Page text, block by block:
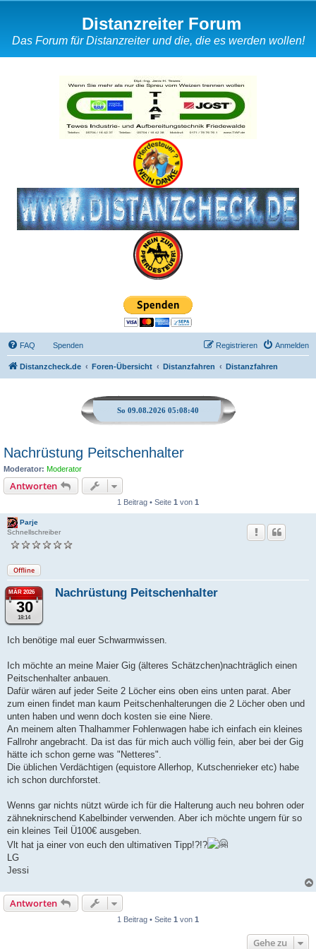
Distanzreiter Forum
Das Forum für Distanzreiter und die, die es werden wollen!
FAQ Spenden Anmelden
Registrieren
Distanzcheck.de Foren-Übersicht Distanzfahren Distanzfahren
So 09.08.2026 05:08:41
Nachrüstung Peitschenhalter
Moderator: Moderator
Antworten
1 Beitrag • Seite 1 von 1
Parje
Schnellschreiber
Offline
MÄR 2026
30
18:14
Nachrüstung Peitschenhalter
Ich benötige mal euer Schwarmwissen.
Ich möchte an meine Maier Gig (älteres Schätzchen)nachträglich einen
Peitschenhalter anbauen.
Dafür wären auf jeder Seite 2 Löcher eins oben eins unten parat. Aber
zum einen findet man kaum Peitschenhalterungen die 2 Löcher oben und
unten haben und wenn doch kosten sie eine Niere.
An meinem alten Thalhammer Fohlenwagen habe ich einfach ein kleines
Fallrohr angebracht. Da ist das für mich auch völlig fein, aber bei der Gig
hätte ich schon gerne was "Netteres".
Die üblichen Verdächtigen (equistore Allerhop, Kutschenrieker etc) habe
ich schon durchforstet.
Wenns gar nichts nützt würde ich für die Halterung auch neu bohren oder
zähneknirschend Kabelbinder verwenden. Aber ich möchte ungern für so
ein kleines Teil Ü100€ ausgeben.
Vlt hat ja einer von euch den ultimativen Tipp!?!?
LG
Jessi
Antworten
1 Beitrag • Seite 1 von 1
Gehe zu